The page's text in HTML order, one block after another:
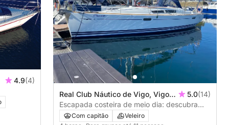
4.9(4)
Real Club Náutico de Vigo, Vigo,
Spain
5.0(14)
Escapada costeira de meio dia: descubra
Vigo a partir do mar
Com capitão
Veleiro